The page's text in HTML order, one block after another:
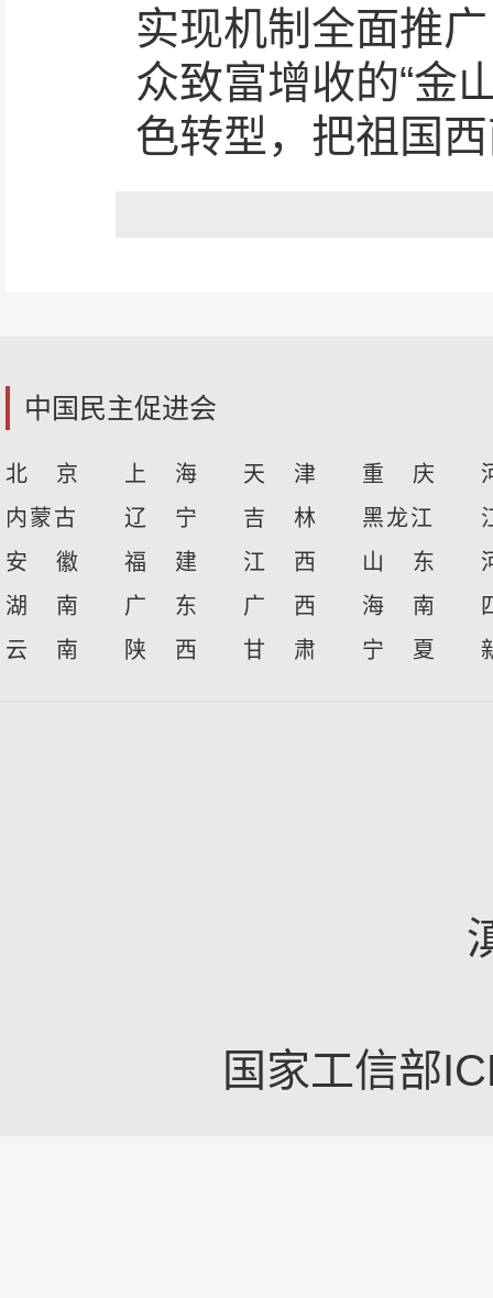
实现机制全面推
众致富增收的“金
色转型，把祖国
中国民主促进会
北 京 上 海 天 津 重 庆
内蒙古
辽 宁 吉 林 黑龙江
安 徽
福 建 江 西 山 东
湖 南
广 东 广 西 海 南
云 南
陕 西 甘 肃 宁 夏
国家工信部